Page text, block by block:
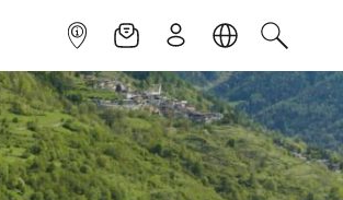
INFOPOINTNEWSLETTER
ISCRIVITILINGUACERCA